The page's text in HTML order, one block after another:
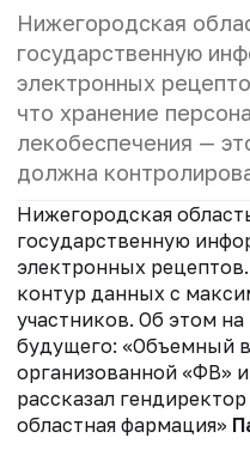
Нижегородская
государственную
электронных
что хранение
лекобеспечения —
должна
Нижегородская
государственную
электронных
контур данных с
участников. Об этом
будущего: «Объемный
организованной «ФВ»
рассказал
областная фармация»